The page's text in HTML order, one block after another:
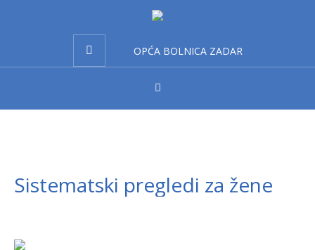
OPĆA BOLNICA ZADAR
Sistematski pregledi za žene